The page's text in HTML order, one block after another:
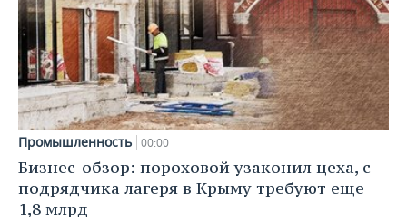
Промышленность 00:00
Бизнес-обзор: пороховой узаконил цеха, с
подрядчика лагеря в Крыму требуют еще
1,8 млрд